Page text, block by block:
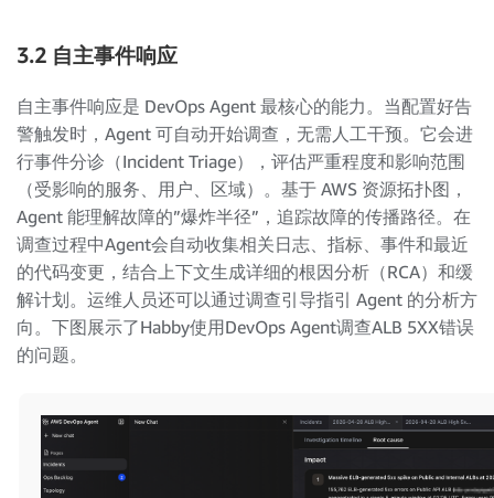
3.2 自主事件响应
自主事件响应是 DevOps Agent 最核心的能力。当配置好告
警触发时，Agent 可自动开始调查，无需人工干预。它会进
行事件分诊（Incident Triage），评估严重程度和影响范围
（受影响的服务、用户、区域）。基于 AWS 资源拓扑图，
Agent 能理解故障的”爆炸半径”，追踪故障的传播路径。在
调查过程中Agent会自动收集相关日志、指标、事件和最近
的代码变更，结合上下文生成详细的根因分析（RCA）和缓
解计划。运维人员还可以通过调查引导指引 Agent 的分析方
向。下图展示了Habby使用DevOps Agent调查ALB 5XX错误
的问题。